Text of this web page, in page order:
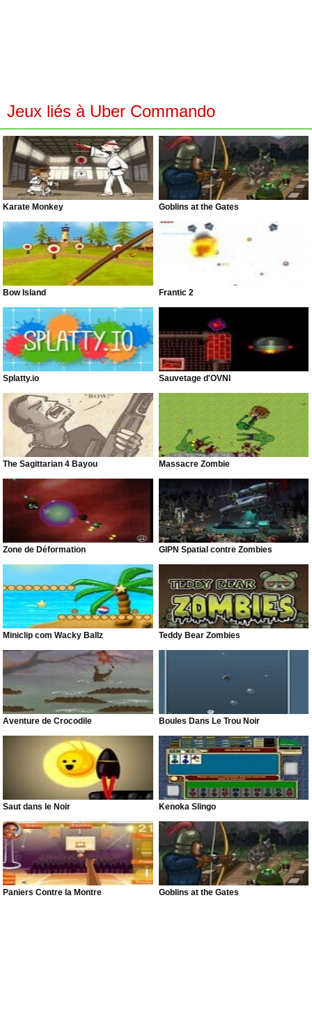
Jeux liés à Uber Commando
Karate Monkey Goblins at the Gates
Bow Island Frantic 2
Splatty.io Sauvetage d'OVNI
The Sagittarian 4 Bayou Massacre Zombie
Zone de Déformation GIPN Spatial contre Zombies
Miniclip com Wacky Ballz Teddy Bear Zombies
Aventure de Crocodile Boules Dans Le Trou Noir
Saut dans le Noir Kenoka Slingo
Paniers Contre la Montre Goblins at the Gates